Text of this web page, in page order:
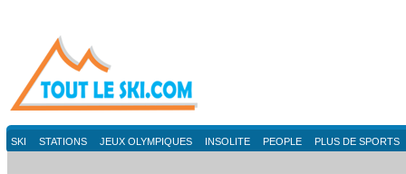
SKI STATIONS JEUX OLYMPIQUES INSOLITE PEOPLE PLUS DE SPORTS